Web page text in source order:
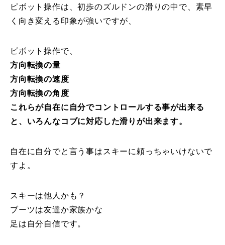
インストラクター募集
コブレッスン参加のお客様の声
レッスンレポート
よくある質問 FAQ
動画で学ぶ
ピボット操作は、初歩のズルドンの滑りの中で、素早
く向き変える印象が強いですが、
ピボット操作で、
方向転換の量
方向転換の速度
方向転換の角度
これらが自在に自分でコントロールする事が出来る
と、いろんなコブに対応した滑りが出来ます。
自在に自分でと言う事はスキーに頼っちゃいけないで
すよ。
スキーは他人かも？
ブーツは友達か家族かな
足は自分自信です。